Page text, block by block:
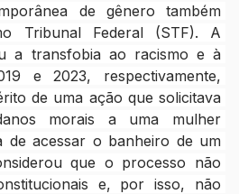
de gênero também
Tribunal Federal (STF). A
a transfobia ao racismo e à
e 2023, respectivamente,
de uma ação que solicitava
morais a uma mulher
de acessar o banheiro de um
que o processo não
e, por isso, não